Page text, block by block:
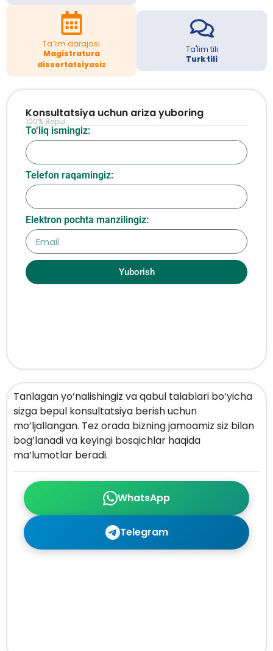
Ta’lim darajasi
Magistratura
dissertatsiyasiz
Ta'lim tili
Turk tili
WhatsApp
Telegram
Tanlagan yo’nalishingiz va qabul talablari bo’yicha
sizga bepul konsultatsiya berish uchun
mo’ljallangan. Tez orada bizning jamoamiz siz bilan
bog’lanadi va keyingi bosqichlar haqida
ma’lumotlar beradi.
To‘liq ismingiz:
Telefon raqamingiz:
Elektron pochta manzilingiz:
Yuborish
Konsultatsiya uchun ariza yuboring
100% Bepul